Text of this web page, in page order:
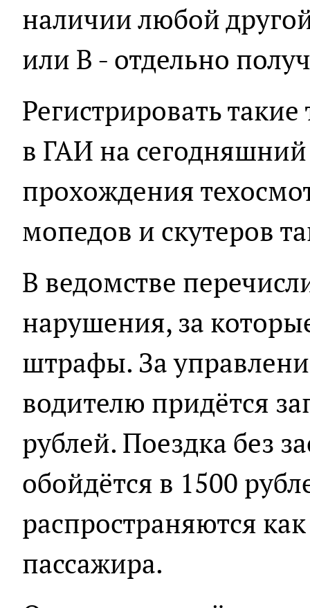
наличии любой
или В - отдельно
Регистрировать
в ГАИ на
прохождения
мопедов и скутеров
В ведомстве
нарушения, за
штрафы. За
водителю придётся
рублей. Поездка без
обойдётся в 1500
распространяются
пассажира.